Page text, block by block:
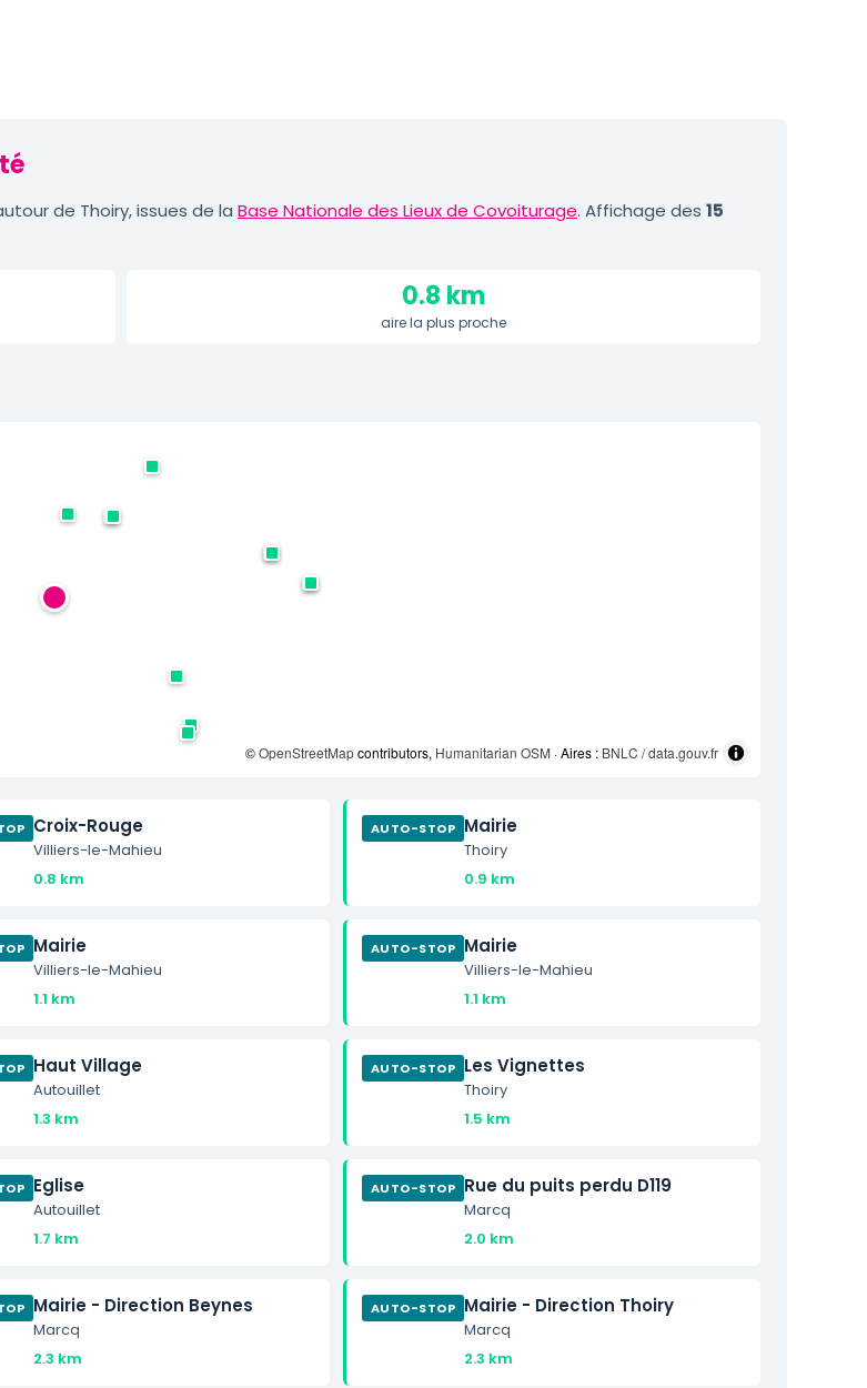
de Thoiry, issues de la Base Nationale des Lieux de Covoiturage. Affichage des 15
0.8 km
aire la plus proche
©OpenStreetMapcontributors, Humanitarian OSM · Aires : BNLC / data.gouv.fr
Croix-Rouge
Villiers-le-Mahieu
0.8 km
AUTO-STOP Mairie
Thoiry
0.9 km
Mairie
Villiers-le-Mahieu
1.1 km
AUTO-STOP Mairie
Villiers-le-Mahieu
1.1 km
Haut Village
Autouillet
1.3 km
AUTO-STOP Les Vignettes
Thoiry
1.5 km
Eglise
Autouillet
1.7 km
AUTO-STOP Rue du puits perdu D119
Marcq
2.0 km
Mairie - Direction Beynes
Marcq
2.3 km
AUTO-STOP Mairie - Direction Thoiry
Marcq
2.3 km